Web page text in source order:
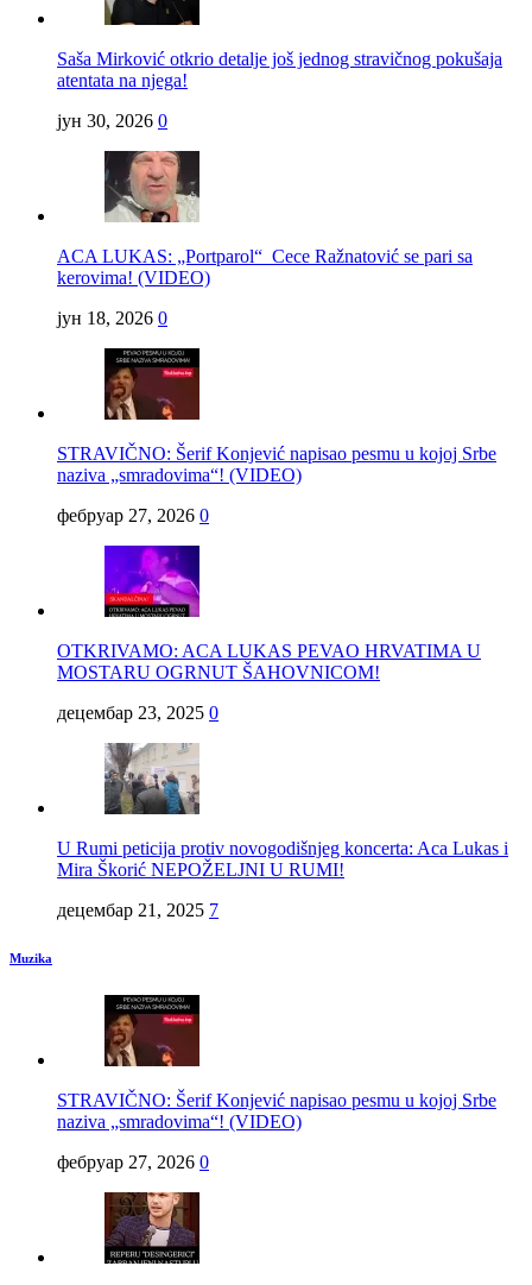
Saša Mirković otkrio detalje još jednog stravičnog pokušaja
atentata na njega!
јун 30, 2026 0
ACA LUKAS: „Portparol“ Cece Ražnatović se pari sa
kerovima! (VIDEO)
јун 18, 2026 0
STRAVIČNO: Šerif Konjević napisao pesmu u kojoj Srbe
naziva „smradovima“! (VIDEO)
фебруар 27, 2026 0
OTKRIVAMO: ACA LUKAS PEVAO HRVATIMA U
MOSTARU OGRNUT ŠAHOVNICOM!
децембар 23, 2025 0
U Rumi peticija protiv novogodišnjeg koncerta: Aca Lukas i
Mira Škorić NEPOŽELJNI U RUMI!
децембар 21, 2025 7
Muzika
STRAVIČNO: Šerif Konjević napisao pesmu u kojoj Srbe
naziva „smradovima“! (VIDEO)
фебруар 27, 2026 0